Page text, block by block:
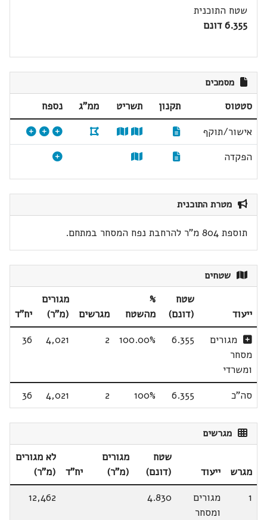
שטח התוכנית
6.355 דונם
מסמכים
סטטוס תקנון תשריט ממ"ג
נספח
אישור/תוקף
הפקדה
מטרת התוכנית
תוספת 804 מ"ר להרחבת נפח המסחר במתחם.
שטחים
ייעוד
שטח
(דונם)
%
מהשטח
מגרשים
מגורים
(מ"ר)
יח"ד
מגורים
מסחר
ומשרדי
6.355
100.00%
2
4,021
36
סה"כ 6.355
100%
2
4,021
36
מגרשים
מגרש ייעוד
שטח
(דונם)
מגורים
(מ"ר)
יח"ד
לא מגורים
(מ"ר)
1
מגורים
ומסחר
4.830
12,462